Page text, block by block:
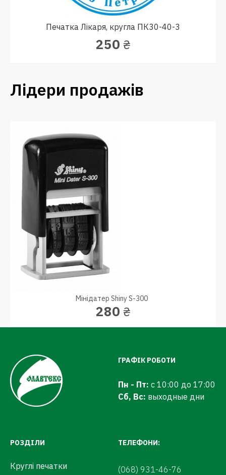
Печатка Лікаря, кругла ПК30-40-3
250 ₴
Лідери продажів
Мінідатер Shiny S-300
280 ₴
ГРАФІК РОБОТИ
Пн - Пт: с 10:00 до 17:00
Сб, Вс: выходные дни
РОЗДІЛИ
Круглі печатки
ТЕЛЕФОНИ:
(068) 931-46-76